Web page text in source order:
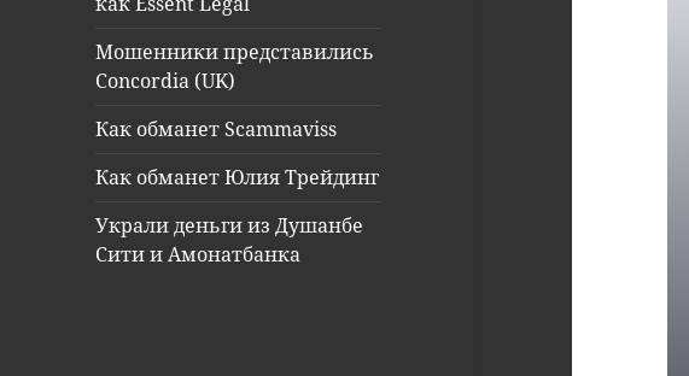
Мошенники представились
Concordia (UK)
Как обманет Scammaviss
Как обманет Юлия Трейдинг
Украли деньги из Душанбе
Сити и Амонатбанка